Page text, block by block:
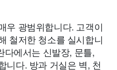
우 광범위합니다. 고객이
철저한 청소를 실시합니
다에서는 신발장, 문틀,
니다. 방과 거실은 벽, 천